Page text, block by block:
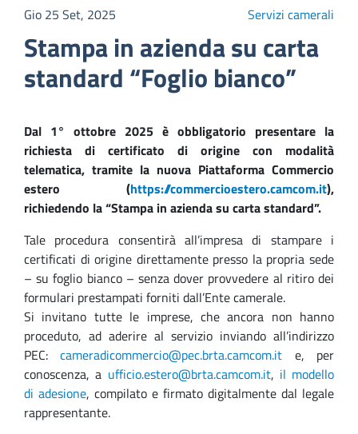
Gio 25 Set, 2025
Stampa in azienda su carta
standard “Foglio bianco”
Servizi camerali
Dal 1° ottobre 2025 è obbligatorio presentare la
richiesta di certificato di origine con modalità
telematica, tramite la nuova Piattaforma Commercio
estero (https://commercioestero.camcom.it),
richiedendo la “Stampa in azienda su carta standard”.
Tale procedura consentirà all’impresa di stampare i
certificati di origine direttamente presso la propria sede
– su foglio bianco – senza dover provvedere al ritiro dei
formulari prestampati forniti dall’Ente camerale.
Si invitano tutte le imprese, che ancora non hanno
proceduto, ad aderire al servizio inviando all’indirizzo
PEC:cameradicommercio@pec.brta.camcom.it e, per
conoscenza, a ufficio.estero@brta.camcom.it, il modello
di adesione, compilato e firmato digitalmente dal legale
rappresentante.